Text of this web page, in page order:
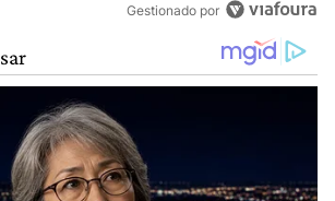
Gestionado por